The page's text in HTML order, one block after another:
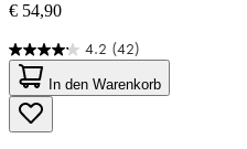
€ 54,90
4.2 (42)
4.2
von
5
Sternen.
42
In den Warenkorb